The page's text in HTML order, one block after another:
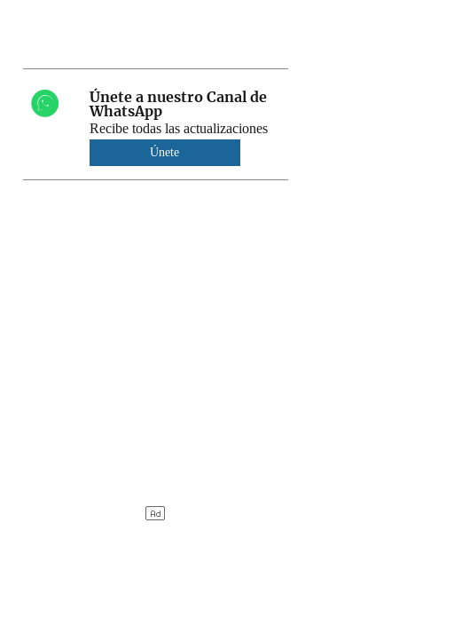
Únete a nuestro Canal de
WhatsApp
Recibe todas las actualizaciones
Únete